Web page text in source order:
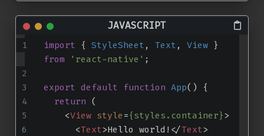
import { StyleSheet , Text , View
from
'react-native' ;
export default function App( ) {
return (
<View style ={styles.container}>
<Text>Hello world! </Text>